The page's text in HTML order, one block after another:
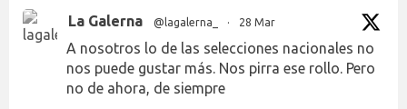
La Galerna @lagalerna_ · 28 Mar
A nosotros lo de las selecciones nacionales no
nos puede gustar más. Nos pirra ese rollo. Pero
no de ahora, de siempre